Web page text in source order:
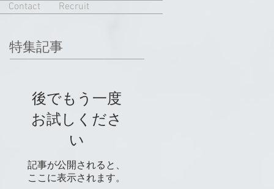
Contact Recruit
特集記事
後でもう一度
お試しくださ
い
記事が公開されると、
ここに表示されます。